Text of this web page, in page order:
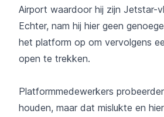
Airport waardoor hij zijn Jetstar-
Echter, nam hij hier geen
het platform op om vervolgens
open te trekken.
Platformmedewerkers
houden, maar dat mislukte en